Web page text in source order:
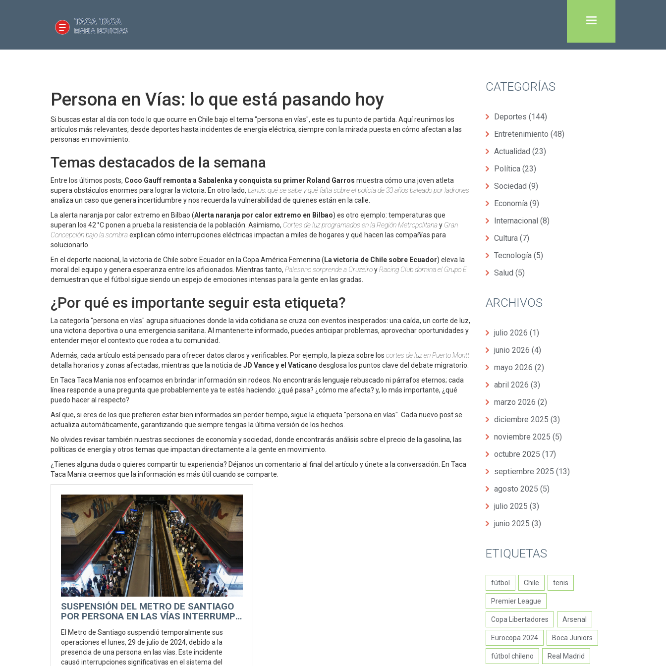
Persona en Vías: lo que está pasando hoy
Si buscas estar al día con todo lo que ocurre en Chile bajo el tema "persona en vías", este es tu punto de partida. Aquí reunimos los
artículos más relevantes, desde deportes hasta incidentes de energía eléctrica, siempre con la mirada puesta en cómo afectan a las
personas en movimiento.
Temas destacados de la semana
Entre los últimos posts, Coco Gauff remonta a Sabalenka y conquista su primer Roland Garros muestra cómo una joven atleta
supera obstáculos enormes para lograr la victoria. En otro lado, Lanús: qué se sabe y qué falta sobre el policía de 33 años baleado por ladrones
analiza un caso que genera incertidumbre y nos recuerda la vulnerabilidad de quienes están en la calle.
La alerta naranja por calor extremo en Bilbao (Alerta naranja por calor extremo en Bilbao) es otro ejemplo: temperaturas que
superan los 42 °C ponen a prueba la resistencia de la población. Asimismo, Cortes de luz programados en la Región Metropolitanay Gran
Concepción bajo la sombraexplican cómo interrupciones eléctricas impactan a miles de hogares y qué hacen las compañías para
solucionarlo.
En el deporte nacional, la victoria de Chile sobre Ecuador en la Copa América Femenina ( La victoria de Chile sobre Ecuador) eleva la
moral del equipo y genera esperanza entre los aficionados. Mientras tanto, Palestino sorprende a CruzeiroyRacing Club domina el Grupo E
demuestran que el fútbol sigue siendo un espejo de emociones intensas para la gente en las gradas.
¿Por qué es importante seguir esta etiqueta?
La categoría "persona en vías" agrupa situaciones donde la vida cotidiana se cruza con eventos inesperados: una caída, un corte de luz,
una victoria deportiva o una emergencia sanitaria. Al mantenerte informado, puedes anticipar problemas, aprovechar oportunidades y
entender mejor el contexto que rodea a tu comunidad.
Además, cada artículo está pensado para ofrecer datos claros y verificables. Por ejemplo, la pieza sobre los cortes de luz en Puerto Montt
detalla horarios y zonas afectadas, mientras que la noticia de JD Vance y el Vaticano desglosa los puntos clave del debate migratorio.
En Taca Taca Mania nos enfocamos en brindar información sin rodeos. No encontrarás lenguaje rebuscado ni párrafos eternos; cada
línea responde a una pregunta que probablemente ya te estés haciendo: ¿qué pasa? ¿cómo me afecta? y, lo más importante, ¿qué
puedo hacer al respecto?
Así que, si eres de los que prefieren estar bien informados sin perder tiempo, sigue la etiqueta "persona en vías". Cada nuevo post se
actualiza automáticamente, garantizando que siempre tengas la última versión de los hechos.
No olvides revisar también nuestras secciones de economía y sociedad, donde encontrarás análisis sobre el precio de la gasolina, las
políticas de energía y otros temas que impactan directamente a la gente en movimiento.
¿Tienes alguna duda o quieres compartir tu experiencia? Déjanos un comentario al final del artículo y únete a la conversación. En Taca
Taca Mania creemos que la información es más útil cuando se comparte.
SUSPENSIÓN DEL METRO DE SANTIAGO
POR PERSONA EN LAS VÍAS INTERRUMPE
El Metro de Santiago suspendió temporalmente sus
operaciones el lunes, 29 de julio de 2024, debido a la
presencia de una persona en las vías. Este incidente
causó interrupciones significativas en el sistema del
CATEGORÍAS
Deportes (144)
Entretenimiento (48)
Actualidad (23)
Política (23)
Sociedad (9)
Economía (9)
Internacional (8)
Cultura (7)
Tecnología (5)
Salud (5)
ARCHIVOS
julio 2026 (1)
junio 2026 (4)
mayo 2026 (2)
abril 2026 (3)
marzo 2026 (2)
diciembre 2025 (3)
noviembre 2025 (5)
octubre 2025 (17)
septiembre 2025 (13)
agosto 2025 (5)
julio 2025 (3)
junio 2025 (3)
ETIQUETAS
fútbol Chile tenis
Premier League
Copa Libertadores Arsenal
Eurocopa 2024 Boca Juniors
fútbol chileno Real Madrid